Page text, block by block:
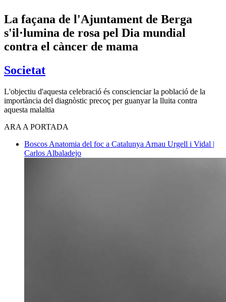
La façana de l'Ajuntament de Berga
s'il·lumina de rosa pel Dia mundial
contra el càncer de mama
Societat
L'objectiu d'aquesta celebració és conscienciar la població de la
importància del diagnòstic precoç per guanyar la lluita contra
aquesta malaltia
ARA A PORTADA
Boscos Anatomia del foc a Catalunya Arnau Urgell i Vidal |
Carlos Albaladejo